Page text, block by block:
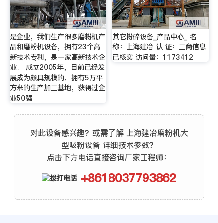
是企业，我们生产很多磨粉机产
品和磨粉机设备，拥有23个高
新技术专利，是一家高新技术企
业。 成立2005年，目前已经发
展成为颇具规模的，拥有5万平
方米的生产加工基地，获得过企
业50强
其它粉碎设备_产品中心_ 名
称：上海建冶 认 证：工商信息
已核实 访问量：1173412
对此设备感兴趣？或需了解 上海建冶磨粉机大
型吸粉设备 详细技术参数？
点击下方电话直接咨询厂家工程师：
+8618037793862